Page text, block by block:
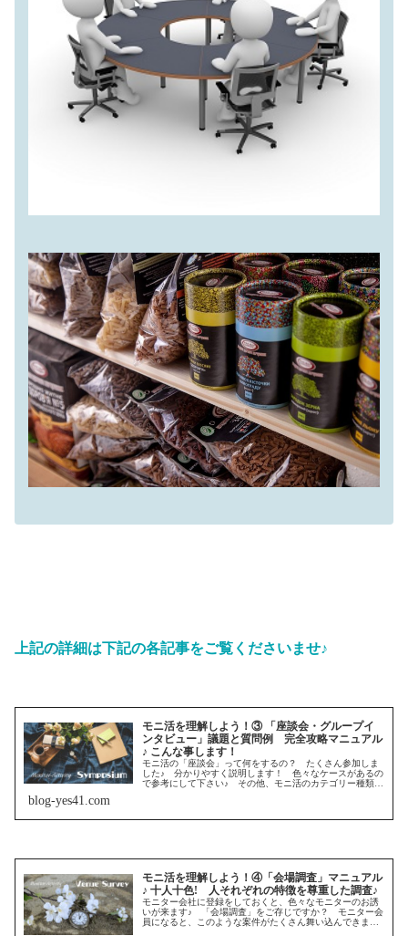
上記の詳細は下記の各記事をご覧くださいませ♪
モニ活を理解しよう！③ 「座談会・グループイ
ンタビュー」議題と質問例 完全攻略マニュアル
♪ こんな事します！
モニ活の「座談会」って何をするの？ たくさん参加しま
した♪ 分かりやすく説明します！ 色々なケースがあるの
で参考にして下さい♪ その他、モニ活のカテゴリー種類と
blog-yes41.com
モニ活を理解しよう！④「会場調査」マニュアル
♪ 十人十色! 人それぞれの特徴を尊重した調査♪
モニター会社に登録をしておくと、色々なモニターのお誘
いが来ます♪ 「会場調査」をご存じですか？ モニター会
員になると、このような案件がたくさん舞い込んできま